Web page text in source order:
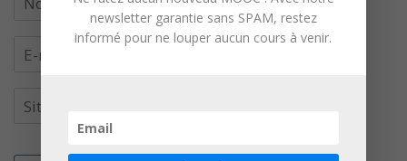
newsletter garantie sans SPAM, restez
informé pour ne louper aucun cours à venir.